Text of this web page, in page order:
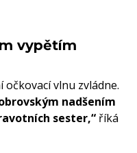
vypětím
očkovací vlnu zvládne.
nadšením
sester,“ říká